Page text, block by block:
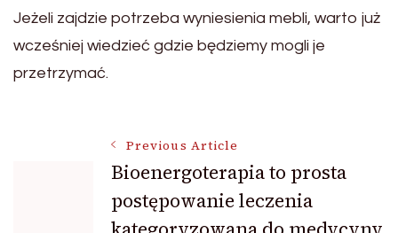
Jeżeli zajdzie potrzeba wyniesienia mebli, warto już
wcześniej wiedzieć gdzie będziemy mogli je
przetrzymać.
Navigation
Previous Article
Bioenergoterapia to prosta
postępowanie leczenia